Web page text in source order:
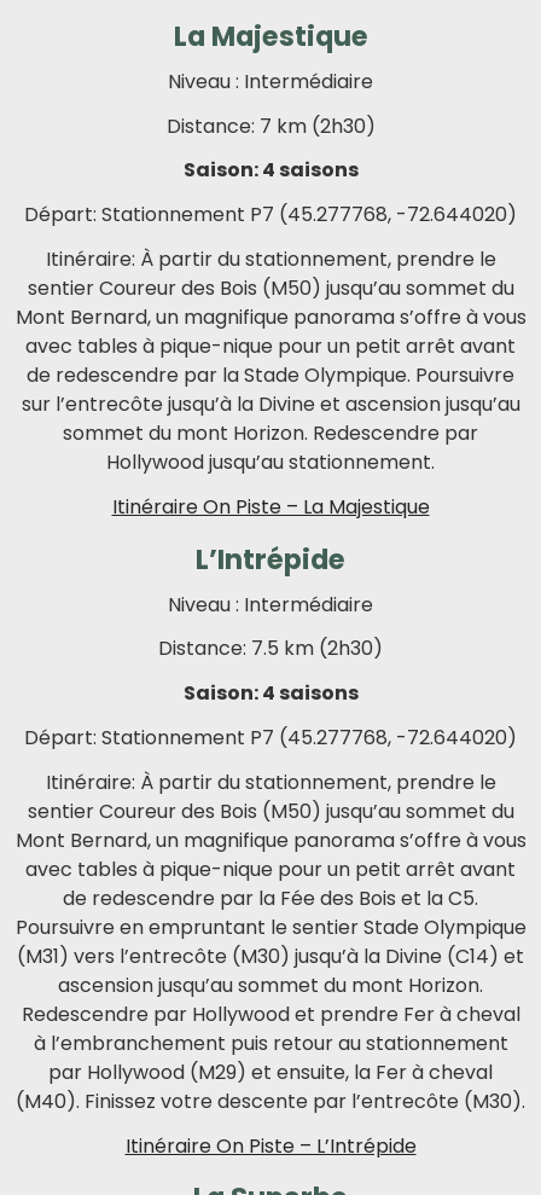
La Majestique
Niveau : Intermédiaire
Distance: 7 km (2h30)
Saison: 4 saisons
Départ: Stationnement P7 (45.277768, -72.644020)
Itinéraire: À partir du stationnement, prendre le
sentier Coureur des Bois (M50) jusqu’au sommet du
Mont Bernard, un magnifique panorama s’offre à vous
avec tables à pique-nique pour un petit arrêt avant
de redescendre par la Stade Olympique. Poursuivre
sur l’entrecôte jusqu’à la Divine et ascension jusqu’au
sommet du mont Horizon. Redescendre par
Hollywood jusqu’au stationnement.
Itinéraire On Piste – La Majestique
L’Intrépide
Niveau : Intermédiaire
Distance: 7.5 km (2h30)
Saison: 4 saisons
Départ: Stationnement P7 (45.277768, -72.644020)
Itinéraire: À partir du stationnement, prendre le
sentier Coureur des Bois (M50) jusqu’au sommet du
Mont Bernard, un magnifique panorama s’offre à vous
avec tables à pique-nique pour un petit arrêt avant
de redescendre par la Fée des Bois et la C5.
Poursuivre en empruntant le sentier Stade Olympique
(M31) vers l’entrecôte (M30) jusqu’à la Divine (C14) et
ascension jusqu’au sommet du mont Horizon.
Redescendre par Hollywood et prendre Fer à cheval
à l’embranchement puis retour au stationnement
par Hollywood (M29) et ensuite, la Fer à cheval
(M40). Finissez votre descente par l’entrecôte (M30).
Itinéraire On Piste – L’Intrépide